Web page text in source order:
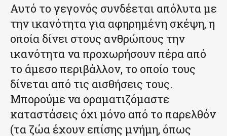
Αυτό το γεγονός συνδέεται απόλυτα με
την ικανότητα για αφηρημένη σκέψη, η
οποία δίνει στους ανθρώπους την
ικανότητα να προχωρήσουν πέρα από
το άμεσο περιβάλλον, το οποίο τους
δίνεται από τις αισθήσεις τους.
Μπορούμε να οραματιζόμαστε
καταστάσεις όχι μόνο από το παρελθόν
(τα ζώα έχουν επίσης μνήμη, όπως